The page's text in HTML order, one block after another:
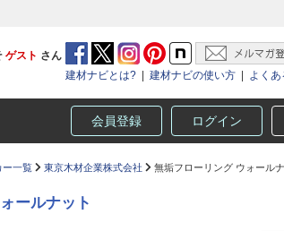
ゲスト さん
建材ナビとは?
建材ナビの使い方 よくあ
会員登録 ログイン
ー一覧 東京木材企業株式会社 無垢フローリング ウォール
ールナット